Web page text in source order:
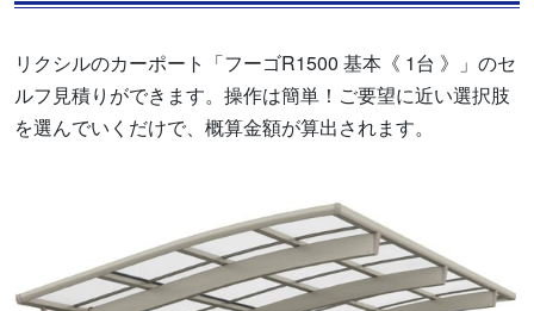
リクシルのカーポート「フーゴR1500 基本《 1台 》」のセ
ルフ見積りができます。操作は簡単！ご要望に近い選択肢
を選んでいくだけで、概算金額が算出されます。